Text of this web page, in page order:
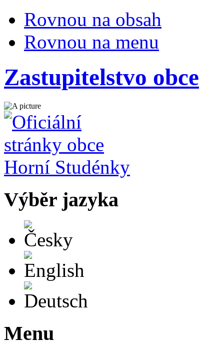
Rovnou na obsah
Rovnou na menu
Zastupitelstvo obce
Výběr jazyka
Menu